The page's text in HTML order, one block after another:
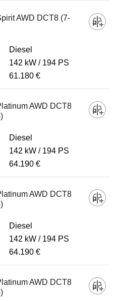
AWD DCT8 (7-
Diesel
142 kW
194 PS
61.180 €
AWD DCT8
Diesel
142 kW
194 PS
64.190 €
AWD DCT8
Diesel
142 kW
194 PS
64.190 €
AWD DCT8